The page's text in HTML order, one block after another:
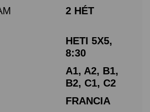
2 HÉT
HETI 5X5,
8:30
A1, A2, B1,
B2, C1, C2
FRANCIA